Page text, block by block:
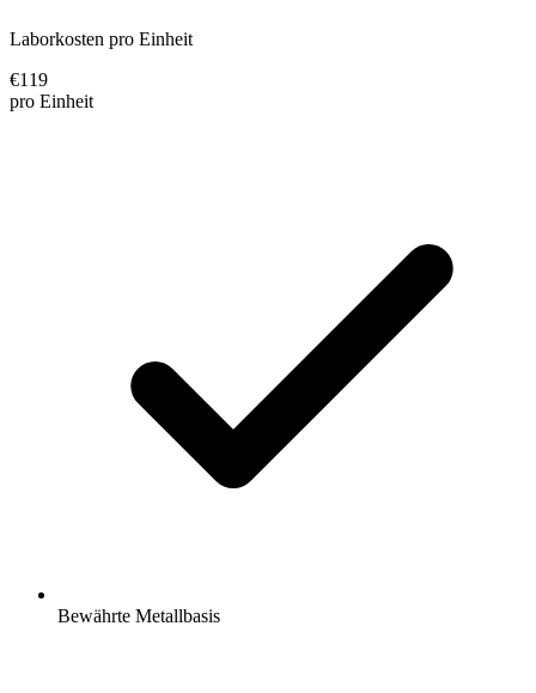
Laborkosten pro Einheit
€119
pro Einheit
Bewährte Metallbasis